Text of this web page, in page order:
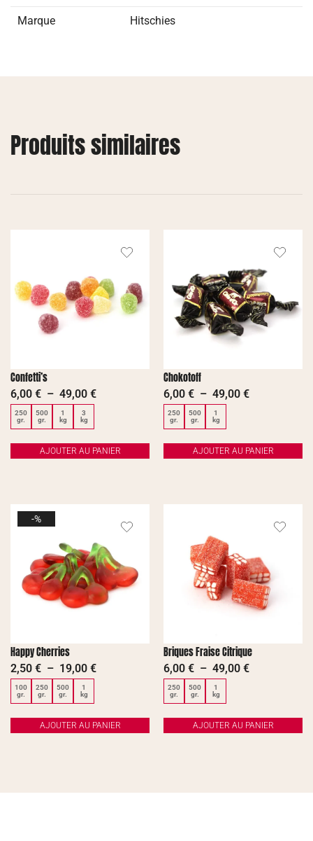
Marque Hitschies
Produits similaires
Confetti’s
6,00 € – 49,00 €
250
gr.
500
gr.
1
kg
3
kg
AJOUTER AU PANIER
Chokotoff
6,00 € – 49,00 €
250
gr.
500
gr.
1
kg
AJOUTER AU PANIER
-%
Happy Cherries
2,50 € – 19,00 €
100
gr.
250
gr.
500
gr.
1
kg
AJOUTER AU PANIER
Briques Fraise Citrique
6,00 € – 49,00 €
250
gr.
500
gr.
1
kg
AJOUTER AU PANIER